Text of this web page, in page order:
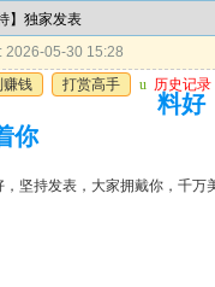
】独家发表
2026-05-30 15:28
赚钱
打赏高手 u 历史记录
料好
你
，坚持发表，大家拥戴你，千万